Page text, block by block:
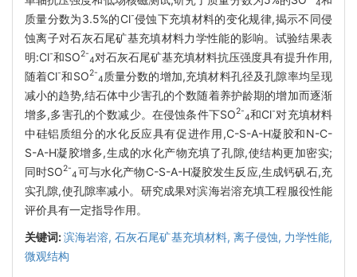
4
质量分数为3.5%的Cl-侵蚀下充填材料的变化规律,揭示不同侵
蚀离子对石灰石尾矿基充填材料力学性能的影响。试验结果表
明:Cl-和SO2-
4对石灰石尾矿基充填材料抗压强度具有提升作用,
随着Cl-和SO2-
4 质量分数的增加,充填材料孔径及孔隙率均呈现
减小的趋势,结石体中少害孔的个数随着养护龄期的增加而逐渐
增多,多害孔的个数减少。在侵蚀条件下SO2-
4和Cl-对充填材料
中硅铝质组分的水化反应具有促进作用,C-S-A-H凝胶和N-C-
S-A-H凝胶增多,生成的水化产物充填了孔隙,使结构更加密实;
同时SO2-
4可与水化产物C-S-A-H凝胶发生反应,生成钙矾石,充
实孔隙,使孔隙率减小。研究成果对滨海岩溶充填工程服役性能
评价具有一定指导作用。
关键词:滨海岩溶,石灰石尾矿基充填材料, 离子侵蚀, 力学性能,
微观结构